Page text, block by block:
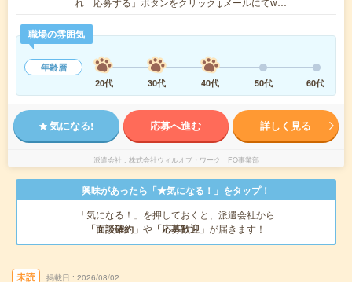
職場の雰囲気
年齢層
20代
30代 40代 50代 60代
気になる! 応募へ進む 詳しく見る
派遣会社 株式会社ウィルオブ・ワーク FO事業部
興味があったら「★気になる！」をタップ！
「気になる！」を押しておくと、派遣会社から
「面談確約」 や 「応募歓迎」 が届きます！
未読 掲載日 2026/08/02